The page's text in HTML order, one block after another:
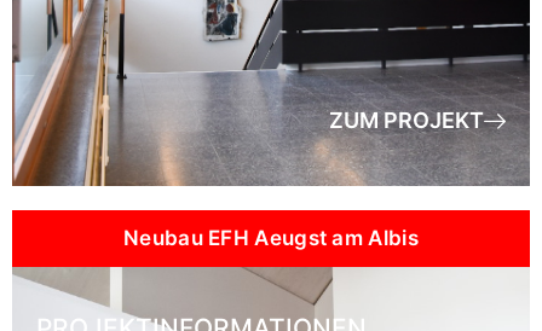
ZUM PROJEKT
Neubau EFH Aeugst am Albis